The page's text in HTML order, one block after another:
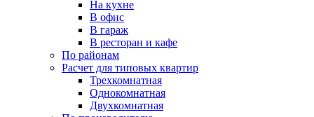
На кухне
В офис
В гараж
В ресторан и кафе
По районам
Расчет для типовых квартир
Трехкомнатная
Однокомнатная
Двухкомнатная